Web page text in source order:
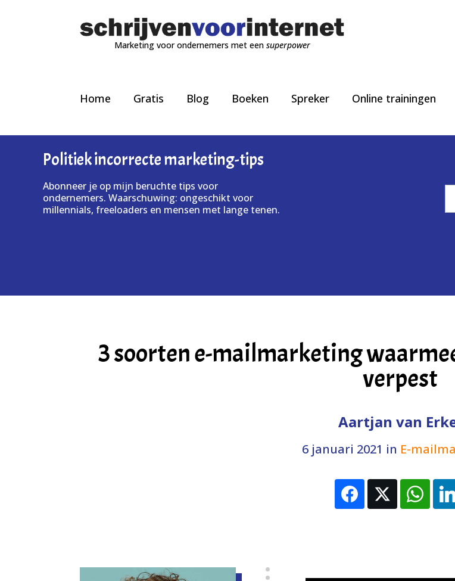
Marketing voor ondernemers met eensuperpower
Home Gratis Blog Boeken Spreker Online trainingen
Politiek incorrecte marketing-tips
Abonneer je op mijn beruchte tips voor
ondernemers. Waarschuwing: ongeschikt voor
millennials, freeloaders en mensen met lange tenen.
3 soorten e-mailmarketing
verpest
Aartjan van
6 januari 2021 in E-